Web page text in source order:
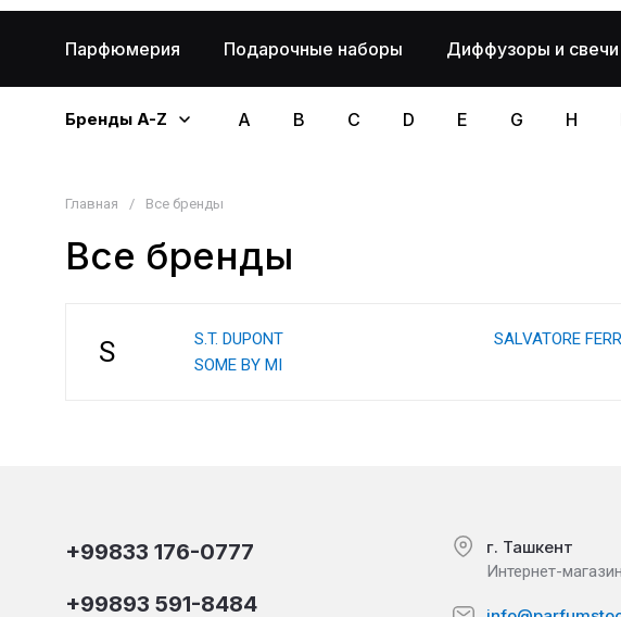
Парфюмерия Подарочные наборы Диффузоры и свечи
Бренды A-Z A B C D E G H
Главная / Все бренды
Все бренды
S S.T. DUPONT SALVATORE
SOME BY MI
+99833 176-0777
+99893 591-8484
г. Ташкент
Интернет-